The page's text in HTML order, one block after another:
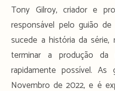
Tony Gilroy, criador e
responsável pelo guião
sucede a história da
terminar a produção
rapidamente possível. As
Novembro de 2022, e é